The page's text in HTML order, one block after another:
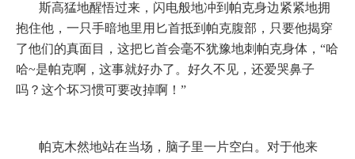
斯高猛地醒悟过来，闪电般地冲到帕克身边紧紧地拥
抱住他，一只手暗地里用匕首抵到帕克腹部，只要他揭穿
了他们的真面目，这把匕首会毫不犹豫地刺帕克身体，“哈
哈~是帕克啊，这事就好办了。好久不见，还爱哭鼻子
吗？这个坏习惯可要改掉啊！”
帕克木然地站在当场，脑子里一片空白。对于他来